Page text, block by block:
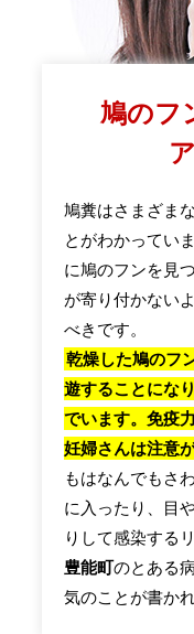
鳩のフ
鳩糞はさまざま
とがわかってい
に鳩のフンを見
が寄り付かない
べきです。
乾燥した鳩のフ
遊することにな
でいます。免疫
妊婦さんは注意
もはなんでもさ
に入ったり、目
りして感染する
豊能町のとある
気のことが書か